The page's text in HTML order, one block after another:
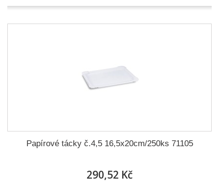
Papírové tácky č.4,5 16,5x20cm/250ks 71105
290,52 Kč